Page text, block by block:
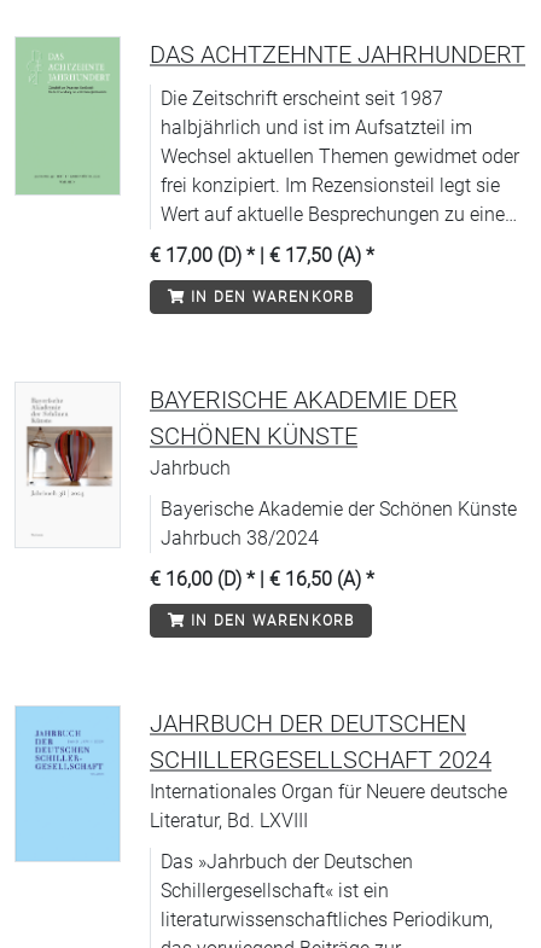
DAS ACHTZEHNTE JAHRHUNDERT
Die Zeitschrift erscheint seit 1987
halbjährlich und ist im Aufsatzteil im
Wechsel aktuellen Themen gewidmet oder
frei konzipiert. Im Rezensionsteil legt sie
Wert auf aktuelle Besprechungen zu einem
weit gefächerten Spektrum von thematisch
repräsentativen und methodologisch
aufschlussreichen Fachpublikationen.
aus allen Fachrichtungen.
€ 17,00 (D) * | € 17,50 (A) *
IN DEN WARENKORB
BAYERISCHE AKADEMIE DER
SCHÖNEN KÜNSTE
Jahrbuch
Bayerische Akademie der Schönen Künste
Jahrbuch 38/2024
€ 16,00 (D) * | € 16,50 (A) *
IN DEN WARENKORB
JAHRBUCH DER DEUTSCHEN
SCHILLERGESELLSCHAFT 2024
Internationales Organ für Neuere deutsche
Literatur, Bd. LXVIII
Das »Jahrbuch der Deutschen
Schillergesellschaft« ist ein
literaturwissenschaftliches Periodikum,